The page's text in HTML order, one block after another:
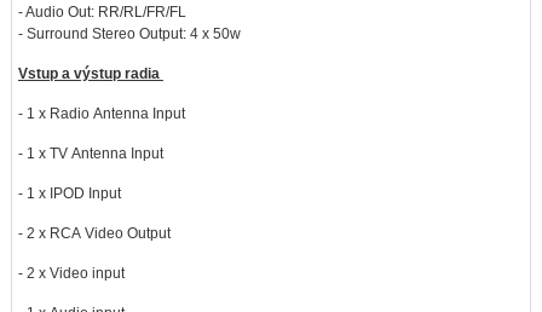
- Audio Out: RR/RL/FR/FL
- Surround Stereo Output: 4 x 50w
Vstup a výstup radia
- 1 x Radio Antenna Input
- 1 x TV Antenna Input
- 1 x IPOD Input
- 2 x RCA Video Output
- 2 x Video input